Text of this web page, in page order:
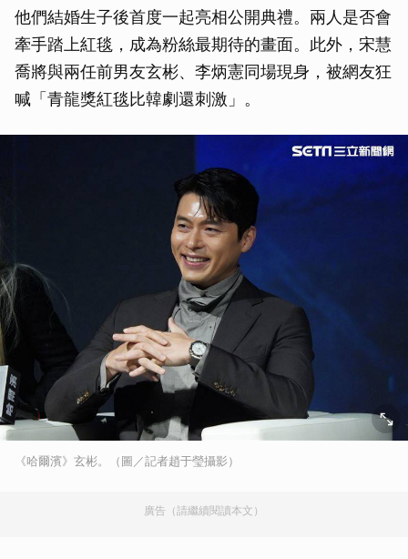
他們結婚生子後首度一起亮相公開典禮。兩人是否會
牽手踏上紅毯，成為粉絲最期待的畫面。此外，宋慧
喬將與兩任前男友玄彬、李炳憲同場現身，被網友狂
喊「青龍獎紅毯比韓劇還刺激」。
《哈爾濱》玄彬。（圖／記者趙于瑩攝影）
廣告（請繼續閱讀本文）